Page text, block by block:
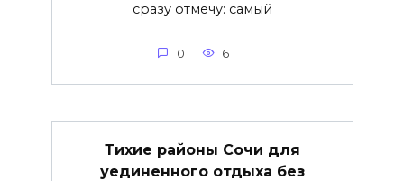
сразу отмечу: самый
0 6
Тихие районы Сочи для
уединенного отдыха без